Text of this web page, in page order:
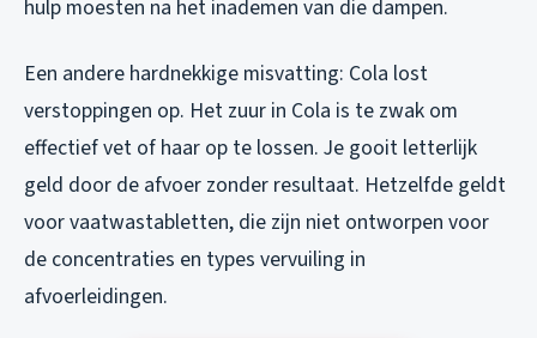
hulp moesten na het inademen van die dampen.
Een andere hardnekkige misvatting: Cola lost
verstoppingen op. Het zuur in Cola is te zwak om
effectief vet of haar op te lossen. Je gooit letterlijk
geld door de afvoer zonder resultaat. Hetzelfde geldt
voor vaatwastabletten, die zijn niet ontworpen voor
de concentraties en types vervuiling in
afvoerleidingen.